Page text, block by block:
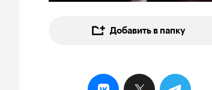
Добавить в папку